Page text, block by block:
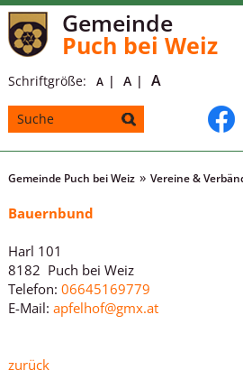
Gemeinde
Puch bei Weiz
Schriftgröße: A A A
Gemeinde Puch bei Weiz Vereine &
Bauernbund
Harl 101
8182 Puch bei Weiz
Telefon: 06645169779
E-Mail: apfelhof@gmx.at
zurück